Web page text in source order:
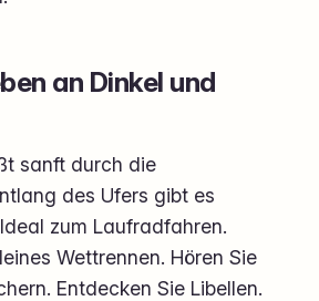
an Dinkel und
sanft durch die
des Ufers gibt es
zum Laufradfahren.
Wettrennen. Hören Sie
Entdecken Sie Libellen.